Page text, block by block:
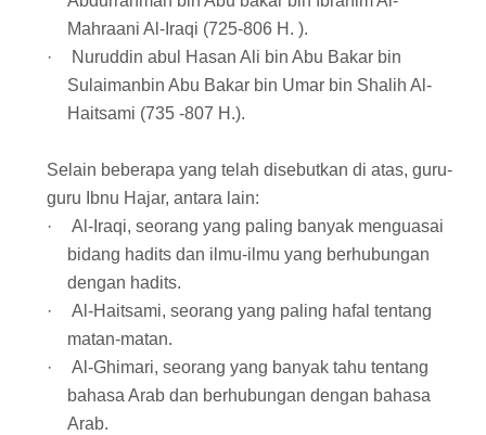
Mahraani Al-Iraqi (725-806 H. ).
·
Nuruddin abul Hasan Ali bin Abu Bakar bin
Sulaimanbin Abu Bakar bin Umar bin Shalih Al-
Haitsami (735 -807 H.).
Selain beberapa yang telah disebutkan di atas, guru-
guru Ibnu Hajar, antara lain:
·
Al-Iraqi, seorang yang paling banyak menguasai
bidang hadits dan ilmu-ilmu yang berhubungan
dengan hadits.
·
Al-Haitsami, seorang yang paling hafal tentang
matan-matan.
·
Al-Ghimari, seorang yang banyak tahu tentang
bahasa Arab dan berhubungan dengan bahasa
Arab.